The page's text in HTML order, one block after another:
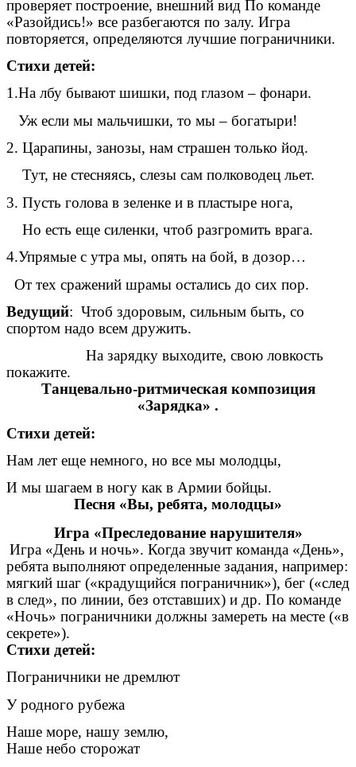
проверяет построение, внешний вид По команде
«Разойдись!» все разбегаются по залу. Игра
повторяется, определяются лучшие пограничники.
Стихи детей:
1.На лбу бывают шишки, под глазом – фонари.
Уж если мы мальчишки, то мы – богатыри!
2. Царапины, занозы, нам страшен только йод.
Тут, не стесняясь, слезы сам полководец льет.
3. Пусть голова в зеленке и в пластыре нога,
Но есть еще силенки, чтоб разгромить врага.
4.Упрямые с утра мы, опять на бой, в дозор…
От тех сражений шрамы остались до сих пор.
Ведущий: Чтоб здоровым, сильным быть, со
спортом надо всем дружить.
На зарядку выходите, свою ловкость
покажите.
Танцевально-ритмическая композиция
«Зарядка» .
Стихи детей:
Нам лет еще немного, но все мы молодцы,
И мы шагаем в ногу как в Армии бойцы.
Песня «Вы, ребята, молодцы»
Игра «Преследование нарушителя»
Игра «День и ночь». Когда звучит команда «День»,
ребята выполняют определенные задания, например:
мягкий шаг («крадущийся пограничник»), бег («след
в след», по линии, без отставших) и др. По команде
«Ночь» пограничники должны замереть на месте («в
секрете»).
Стихи детей:
Пограничники не дремлют
У родного рубежа
Наше море, нашу землю,
Наше небо сторожат